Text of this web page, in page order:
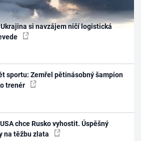
si navzájem ničí logistická
sportu: Zemřel pětinásobný šampion
trenér
chce Rusko vyhostit. Úspěšný
na těžbu zlata